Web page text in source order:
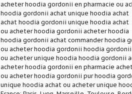
acheter hoodia gordonii en pharmacie ou
hoodia gordonii achat unique hoodia achat
achat hoodia gordonii unique hoodia achat
ou acheter hoodia gordonii acheter hoodia
hoodia gordonii achat commander hoodia
ou acheter hoodia gordonii hoodia
ou acheter unique hoodia hoodia gordonii
acheter hoodia gordonii en pharmacie
ou acheter hoodia gordonii pur hoodia
unique hoodia achat ou acheter unique